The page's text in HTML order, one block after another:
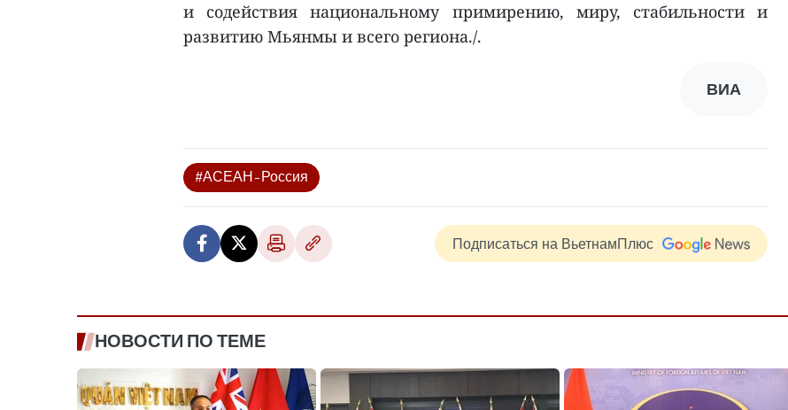
и содействия национальному примирению, миру, стабильности и
развитию Мьянмы и всего региона./.
ВИА
#АСЕАН–Россия
Подписаться на ВьетнамПлюс
НОВОСТИ ПО ТЕМЕ